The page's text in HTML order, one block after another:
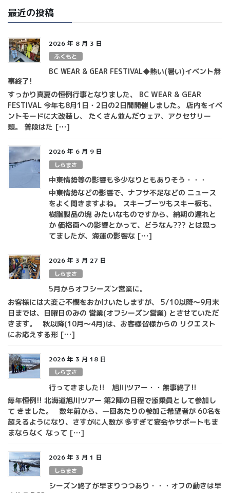
最近の投稿
2026 年 8 月 3 日
ふくもと
BC WEAR & GEAR FESTIVAL◆熱い(暑い)イベント無
事終了!
すっかり真夏の恒例行事となりました、 BC WEAR & GEAR
FESTIVAL 今年も8月1日・2日の2日間開催しました。 店内をイベ
ントモードに大改装し、 たくさん並んだウェア、アクセサリー
類。 普段はた […]
2026 年 6 月 9 日
しらまさ
中東情勢等の影響も多少なりともありそう・・・
中東情勢などの影響で、ナフサ不足などの ニュース
をよく聞きますよね。 スキーブーツもスキー板も、
樹脂製品の塊 みたいなものですから、納期の遅れと
か 価格面への影響とかって、どうなん??? とは思っ
てましたが、海運の影響な […]
2026 年 3 月 27 日
しらまさ
5月からオフシーズン営業に。
お客様には大変ご不憫をおかけいたしますが、 5/10以降～9月末
日までは、日曜日のみの 営業(オフシーズン営業) とさせていただ
きます。 秋以降(10月～4月)は、お客様皆様からの リクエスト
にお応えする形 […]
2026 年 3 月 18 日
しらまさ
行ってきました!! 旭川ツアー・・無事終了!!
毎年恒例!! 北海道旭川ツアー 第2陣の日程で添乗員として参加し
て きました。 数年前から、一回あたりの参加ご希望者が 60名を
超えるようになり、さすがに人数が 多すぎて宴会やサポートもま
まならなく なって […]
2026 年 3 月 1 日
しらまさ
シーズン終了が早まりつつあり・・・オフの動きは早